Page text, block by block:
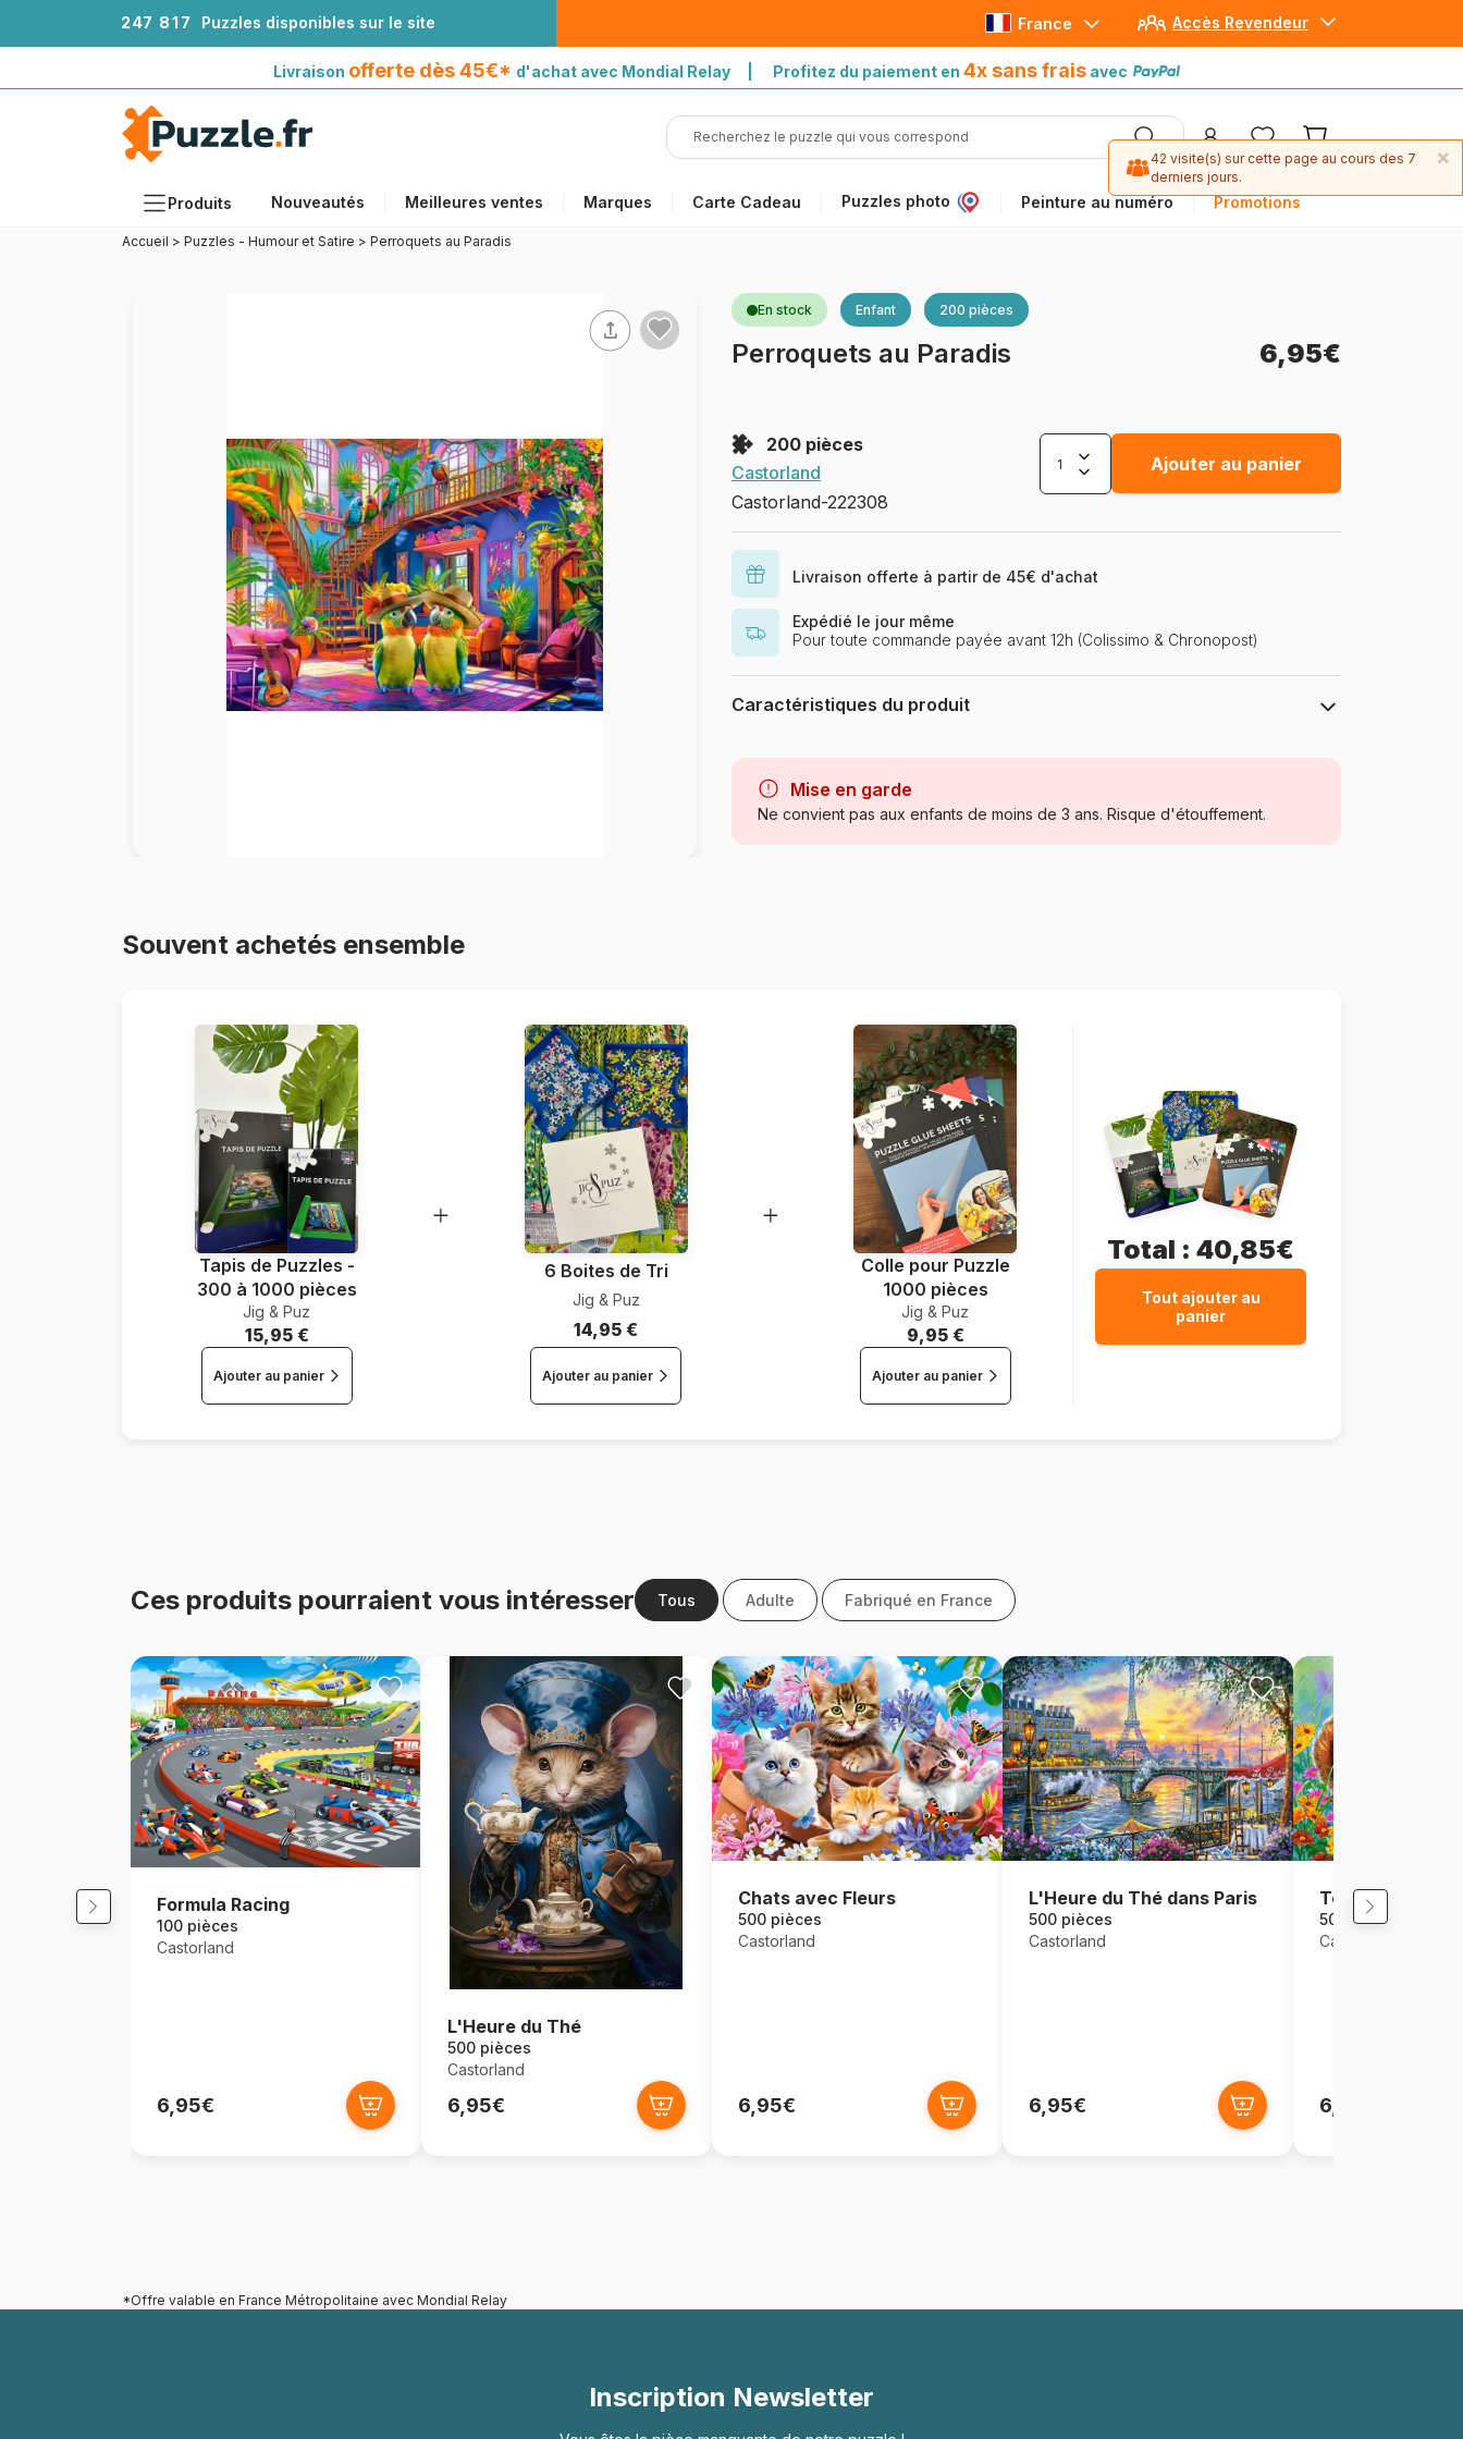
247 81 7 Puzzles disponibles sur le site Accès Revendeur
France
Livraison offerte dès 45€* d'achat avec Mondial Relay | Profitez du paiement en 4x sans frais avec
Produits Nouveautés Meilleures ventes Marques Carte Cadeau Puzzles photo Peinture au numéro Promotions
Accessoires
Puzzles en bois
Peinture au numéro
avec Mondial Relay
avec Paypal
Accueil > Puzzles - Humour et Satire > Perroquets au Paradis
En stock Enfant 200 pièces
Perroquets au Paradis 6,95€
200 pièces
Castorland
Castorland-222308
Ajouter au panier
Livraison offerte à partir de 45€ d'achat
Expédié le jour même
Pour toute commande payée avant 12h (Colissimo & Chronopost)
Caractéristiques du produit
Catégorie Puzzles - Humour et Satire
Mise en garde
Ne convient pas aux enfants de moins de 3 ans. Risque d'étouffement.
Souvent achetés ensemble
Tapis de Puzzles -
300 à 1000 pièces
Jig & Puz
15,95 €
Ajouter au panier
6 Boites de Tri
Jig & Puz
14,95 €
Ajouter au panier
Colle pour Puzzle
1000 pièces
Jig & Puz
9,95 €
Ajouter au panier
Total : 40,85€
Tout ajouter au
panier
Ces produits pourraient vous intéresser Tous Adulte Fabriqué en France
Formula Racing
100 pièces
Castorland
6,95€
L'Heure du Thé
500 pièces
Castorland
6,95€
Chats avec Fleurs
500 pièces
Castorland
6,95€
L'Heure du Thé dans Paris
500 pièces
Castorland
6,95€
Temps pour
500 pièces
Castorland
6,95€
*Offre valable en France Métropolitaine avec Mondial Relay
Inscription Newsletter
×
42 visite(s) sur cette page au cours des 7
derniers jours.